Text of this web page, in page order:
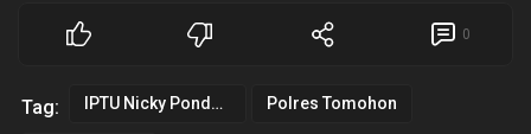
0
Tag: IPTU Nicky Pondalos Polres Tomohon